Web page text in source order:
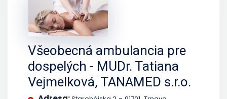
Všeobecná ambulancia pre
dospelých - MUDr. Tatiana
Vejmelková, TANAMED s.r.o.